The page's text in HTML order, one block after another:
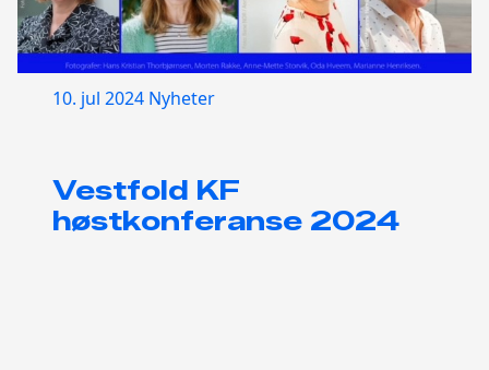
10. jul 2024 Nyheter
Vestfold KF
høstkonferanse 2024